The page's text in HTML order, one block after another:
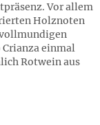
Vor allem
Holznoten
Crianza einmal
Rotwein aus